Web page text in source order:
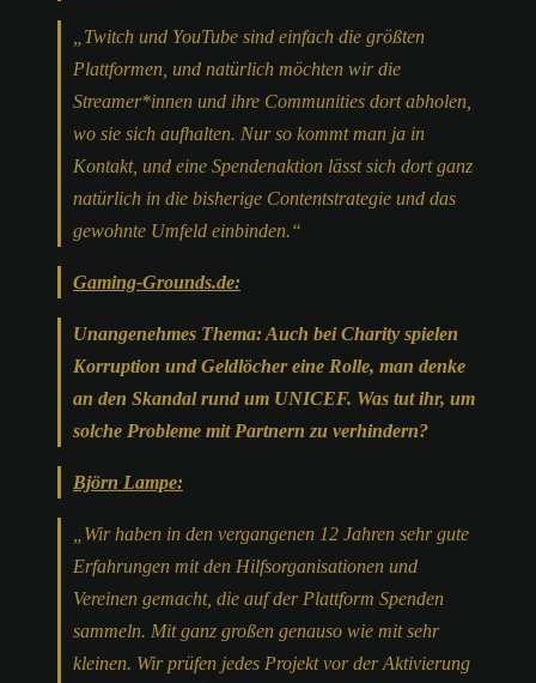
Twitch und YouTube sind einfach die größten
Plattformen, und natürlich möchten wir die
Streamer*innen und ihre Communities dort abholen,
wo sie sich aufhalten. Nur so kommt man ja in
Kontakt, und eine Spendenaktion lässt sich dort ganz
natürlich in die bisherige Contentstrategie und das
gewohnte Umfeld einbinden.“
Gaming-Grounds.de:
Unangenehmes Thema: Auch bei Charity spielen
Korruption und Geldlöcher eine Rolle, man denke
an den Skandal rund um UNICEF. Was tut ihr, um
solche Probleme mit Partnern zu verhindern?
Björn Lampe:
Wir haben in den vergangenen 12 Jahren sehr gute
Erfahrungen mit den Hilfsorganisationen und
Vereinen gemacht, die auf der Plattform Spenden
sammeln. Mit ganz großen genauso wie mit sehr
kleinen. Wir prüfen jedes Projekt vor der Aktivierung